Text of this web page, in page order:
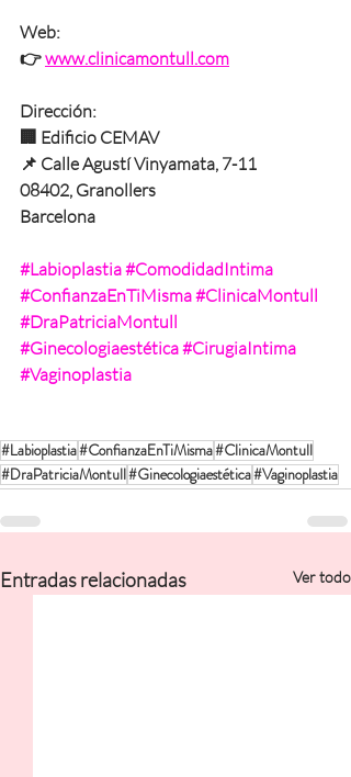
Web:
👉 www.clinicamontull.com
Dirección:
🏢 Edificio CEMAV
📌 Calle Agustí Vinyamata, 7-11
08402, Granollers
Barcelona
#Labioplastia#ComodidadIntima
#ConfianzaEnTiMisma#ClinicaMontull
#DraPatriciaMontull
#Ginecologiaestética#CirugiaIntima
#Vaginoplastia
#Labioplastia#ConfianzaEnTiMisma#ClinicaMontull
#DraPatriciaMontull#Ginecologiaestética#Vaginoplastia
Entradas relacionadas Ver todo